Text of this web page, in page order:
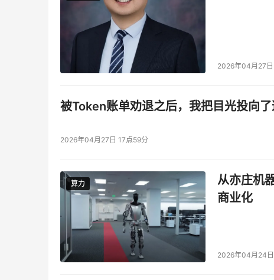
2026年04月27
被Token账单劝退之后，我把目光投向
2026年04月27日 17点59分
算力
算力
从亦庄机
商业化
2026年04月24